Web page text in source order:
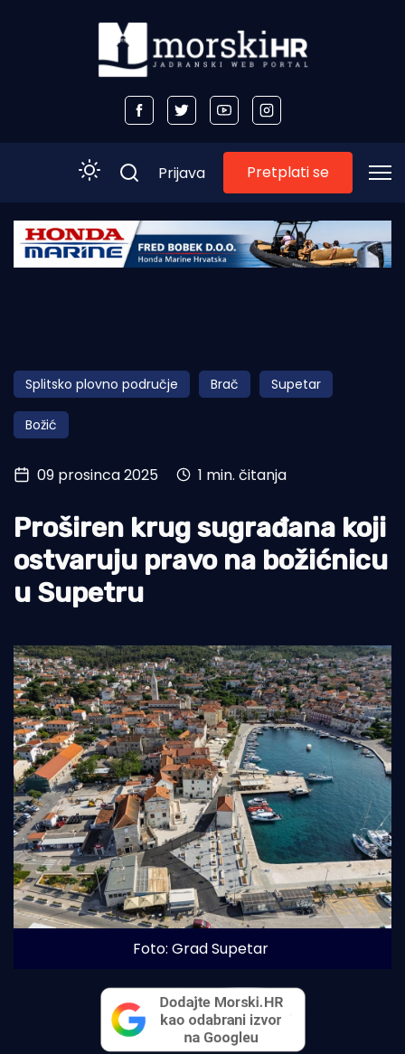
Početna
Obala
Otoci
Turizam i nautika
Pomorstvo
Ribolov
Ekologija
Tradicija i kultura
Prijava Pretplati se
Splitsko plovno područje Brač Supetar
Božić
09 prosinca 2025 1 min. čitanja
Proširen krug sugrađana koji
ostvaruju pravo na božićnicu
u Supetru
Foto: Grad Supetar